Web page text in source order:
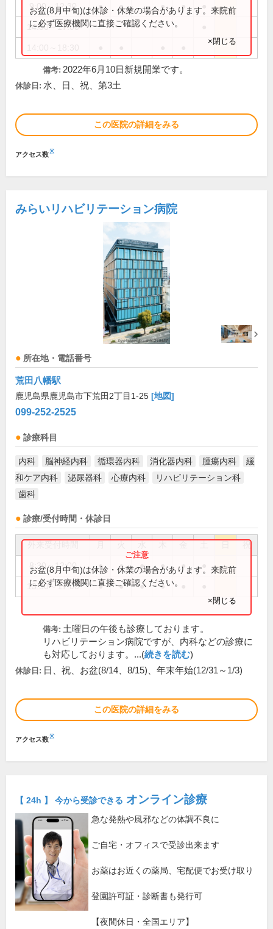
9:00～12:30 ● ● ● ●
14:00～17:00
お盆(8月中旬)は休診・休業の場合があります。来院前
に必ず医療機関に直接ご確認ください。
×閉じる
備考: 2022年6月10日新規開業です。
休診日: 水、日、祝、第3土
この医院の詳細をみる
アクセス数※
みらいリハビリテーション病院
所在地・電話番号
荒田八幡駅
鹿児島県鹿児島市下荒田2丁目1-25 [地図]
099-252-2525
診療科目
内科 脳神経内科 循環器内科 消化器内科 腫瘍内科
緩
和ケア内科
泌尿器科 心療内科
リハビリテーション科
歯科
診療/受付時間・休診日
祝
8:30～12:00 ● ● ● ● ●
13:30～17:00 ● ● ● ●
お盆(8月中旬)は休診・休業の場合があります。来院前
に必ず医療機関に直接ご確認ください。
×閉じる
備考: 土曜日の午後も診療しております。
リハビリテーション病院ですが、内科などの診療に
も対応しております。...(続きを読む)
休診日: 日、祝、お盆(8/14、8/15)、年末年始(12/31～1/3)
この医院の詳細をみる
アクセス数※
【 24h 】 今から受診できる オンライン診療
急な発熱や風邪などの体調不良に
ご自宅・オフィスで受診出来ます
お薬はお近くの薬局、宅配便でお受け取り
登園許可証・診断書も発行可
【夜間休日・全国エリア】